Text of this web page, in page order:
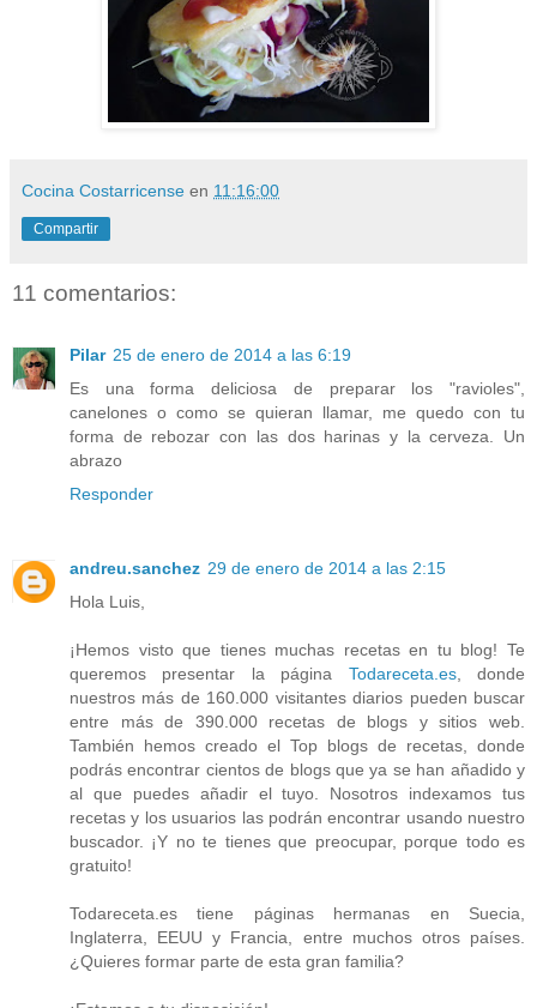
Cocina Costarricense en 11:16:00
Compartir
11 comentarios:
Pilar 25 de enero de 2014 a las 6:19
Es una forma deliciosa de preparar los "ravioles",
canelones o como se quieran llamar, me quedo con tu
forma de rebozar con las dos harinas y la cerveza. Un
abrazo
Responder
andreu.sanchez 29 de enero de 2014 a las 2:15
Hola Luis,
¡Hemos visto que tienes muchas recetas en tu blog! Te
queremos presentar la página Todareceta.es, donde
nuestros más de 160.000 visitantes diarios pueden buscar
entre más de 390.000 recetas de blogs y sitios web.
También hemos creado el Top blogs de recetas, donde
podrás encontrar cientos de blogs que ya se han añadido y
al que puedes añadir el tuyo. Nosotros indexamos tus
recetas y los usuarios las podrán encontrar usando nuestro
buscador. ¡Y no te tienes que preocupar, porque todo es
gratuito!
Todareceta.es tiene páginas hermanas en Suecia,
Inglaterra, EEUU y Francia, entre muchos otros países.
¿Quieres formar parte de esta gran familia?